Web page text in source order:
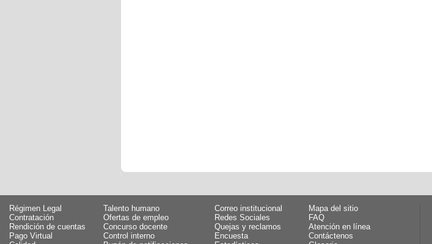
Régimen Legal
Talento humano
Contratación
Ofertas de empleo
Rendición de cuentas
Concurso docente
Pago Virtual
Control interno
Correo institucional
Mapa del sitio
Redes Sociales
FAQ
Quejas y reclamos
Atención en línea
Encuesta
Contáctenos